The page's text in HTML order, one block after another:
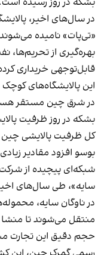
در سال‌های اخیر،
«تی‌پات» نامیده
بهره‌گیری از تحریم‌ها،
قابل‌توجهی خریداری
این پالایشگاه‌های
در شرق چین مستقر
بشکه در روز ظرفیت
کل ظرفیت پالایشی
بوسو افزود مقادیر
شبکه‌ای پیچیده از
سایه»، طی سال‌های
در ناوگان سایه،
منتقل می‌شوند تا منشا
حجم دقیق این تجارت